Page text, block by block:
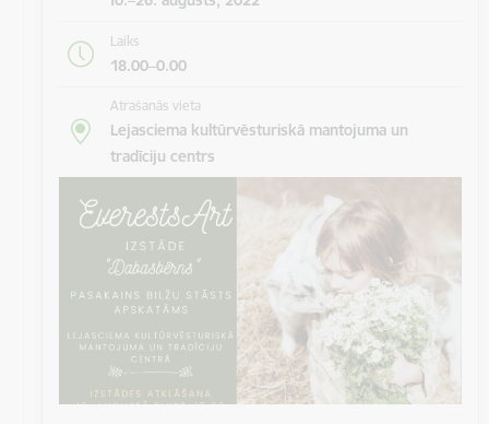
Laiks
18.00–0.00
Atrašanās vieta
Lejasciema kultūrvēsturiskā mantojuma un
tradīciju centrs